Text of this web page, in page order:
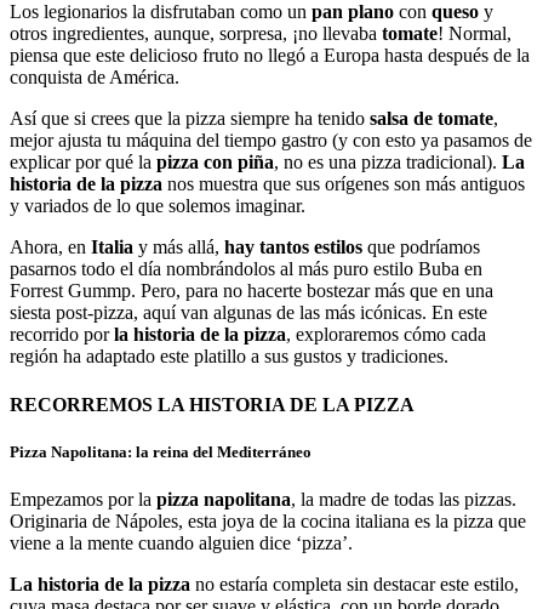
Los legionarios la disfrutaban como un pan plano con queso y
otros ingredientes, aunque, sorpresa, ¡no llevaba tomate! Normal,
piensa que este delicioso fruto no llegó a Europa hasta después de la
conquista de América.
Así que si crees que la pizza siempre ha tenido salsa de tomate,
mejor ajusta tu máquina del tiempo gastro (y con esto ya pasamos de
explicar por qué la pizza con piña, no es una pizza tradicional). La
historia de la pizza nos muestra que sus orígenes son más antiguos
y variados de lo que solemos imaginar.
Ahora, en Italia y más allá, hay tantos estilos que podríamos
pasarnos todo el día nombrándolos al más puro estilo Buba en
Forrest Gummp. Pero, para no hacerte bostezar más que en una
siesta post-pizza, aquí van algunas de las más icónicas. En este
recorrido porla historia de la pizza, exploraremos cómo cada
región ha adaptado este platillo a sus gustos y tradiciones.
RECORREMOS LA HISTORIA DE LA PIZZA
Pizza Napolitana: la reina del Mediterráneo
Empezamos por la pizza napolitana, la madre de todas las pizzas.
Originaria de Nápoles, esta joya de la cocina italiana es la pizza que
viene a la mente cuando alguien dice ‘pizza’.
La historia de la pizza no estaría completa sin destacar este estilo,